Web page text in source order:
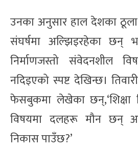
उनका अनुसार हाल देशका
संघर्षमा अल्झिइरहेका
निर्माणजस्तो संवेदनशील
नदिइएको स्पष्ट देखिन्छ।
फेसबुकमा लेखेका छन्,‘शिक्षा
विषयमा दलहरू मौन छन्
निकास पाउँछ?’